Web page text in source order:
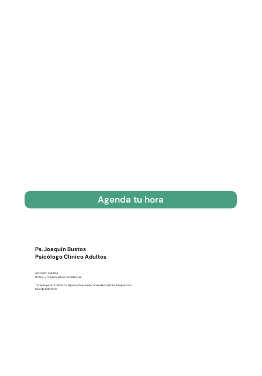
Agenda tu hora
Ps. Joaquín Bustos
Psicólogo Clínico Adultos
Atención adultos
Online y Presencial en Providencia.
Terapia para: Trastorno Bipolar, Depresión, Ansiedad, estrés, adaptación.
Desde $38.500